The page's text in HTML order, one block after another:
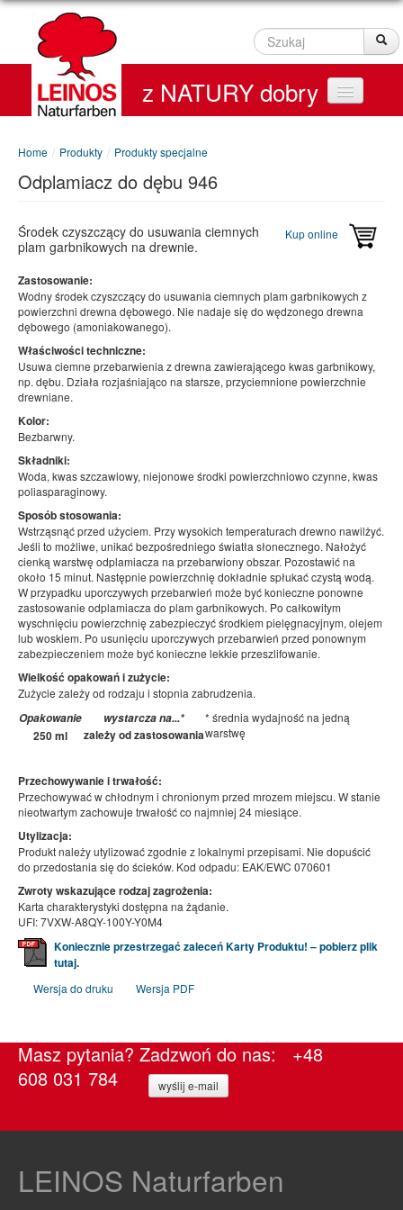
Szukaj
Home
Produkty
Service
On line Shop
z NATURY dobry
Home / Produkty / Produkty specjalne
Odplamiacz do dębu 946
Kup online
Środek czyszczący do usuwania ciemnych
plam garbnikowych na drewnie.
Zastosowanie:
Wodny środek czyszczący do usuwania ciemnych plam garbnikowych z
powierzchni drewna dębowego. Nie nadaje się do wędzonego drewna
dębowego (amoniakowanego).
Właściwości techniczne:
Usuwa ciemne przebarwienia z drewna zawierającego kwas garbnikowy,
np. dębu. Działa rozjaśniająco na starsze, przyciemnione powierzchnie
drewniane.
Kolor:
Bezbarwny.
Składniki:
Woda, kwas szczawiowy, niejonowe środki powierzchniowo czynne, kwas
poliasparaginowy.
Sposób stosowania:
Wstrząsnąć przed użyciem. Przy wysokich temperaturach drewno nawilżyć.
Jeśli to możliwe, unikać bezpośredniego światła słonecznego. Nałożyć
cienką warstwę odplamiacza na przebarwiony obszar. Pozostawić na
około 15 minut. Następnie powierzchnię dokładnie spłukać czystą wodą.
W przypadku uporczywych przebarwień może być konieczne ponowne
zastosowanie odplamiacza do plam garbnikowych. Po całkowitym
wyschnięciu powierzchnię zabezpieczyć środkiem pielęgnacyjnym, olejem
lub woskiem. Po usunięciu uporczywych przebarwień przed ponownym
zabezpieczeniem może być konieczne lekkie przeszlifowanie.
Wielkość opakowań i zużycie:
Zużycie zależy od rodzaju i stopnia zabrudzenia.
Opakowanie
wystarcza na...*
250 ml zależy od zastosowania
* średnia wydajność na jedną
warstwę
Przechowywanie i trwałość:
Przechowywać w chłodnym i chronionym przed mrozem miejscu. W stanie
nieotwartym zachowuje trwałość co najmniej 24 miesiące.
Utylizacja:
Produkt należy utylizować zgodnie z lokalnymi przepisami. Nie dopuścić
do przedostania się do ścieków. Kod odpadu: EAK/EWC 070601
Zwroty wskazujące rodzaj zagrożenia:
Karta charakterystyki dostępna na żądanie.
UFI: 7VXW-A8QY-100Y-Y0M4
Koniecznie przestrzegać zaleceń Karty Produktu! – pobierz plik
tutaj.
Wersja do druku Wersja PDF
Masz pytania? Zadzwoń do nas: +48
608 031 784
wyślij e-mail
LEINOS Naturfarben